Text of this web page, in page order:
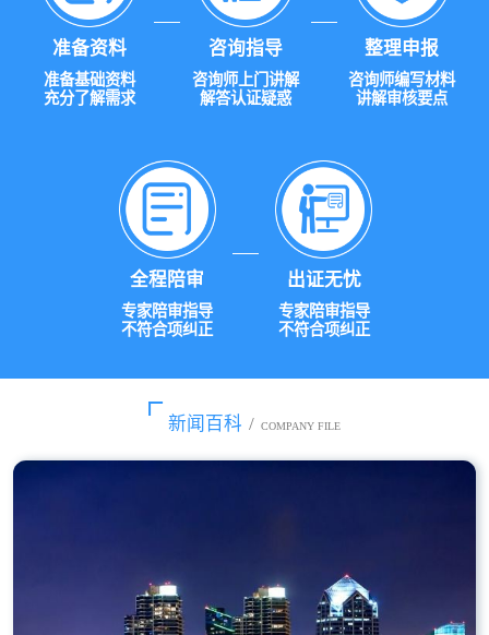
准备资料
准备基础资料
充分了解需求
咨询指导
咨询师上门讲解
解答认证疑惑
整理申报
咨询师编写材料
讲解审核要点
全程陪审
专家陪审指导
不符合项纠正
出证无忧
专家陪审指导
不符合项纠正
新闻百科 / COMPANY FILE